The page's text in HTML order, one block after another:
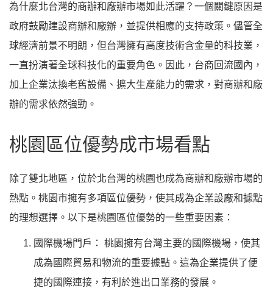
為什麼北台灣的商辦和廠辦市場如此活躍？一個關鍵原因是
政府鼓勵建設商辦和廠辦，並提供相應的支持政策。儘管全
球經濟前景不明朗，但台灣擁有高度技術含金量的科技業，
一直扮演著全球科技化的重要角色。因此，台商回流國內，
加上企業汰換老舊設備、擴大生產能力的需求，對商辦和廠
辦的需求依然強勁。
桃園區位優勢成市場看點
除了雙北地區，位於北台灣的桃園也成為商辦和廠辦市場的
熱點。桃園市擁有多項區位優勢，使其成為企業設廠和據點
的理想選擇。以下是桃園區位優勢的一些重要因素：
國際機場門戶：
桃園擁有台灣主要的國際機場，使其
成為國際貿易和物流的重要據點。這為企業提供了便
捷的國際連接，有利於進出口業務的發展。